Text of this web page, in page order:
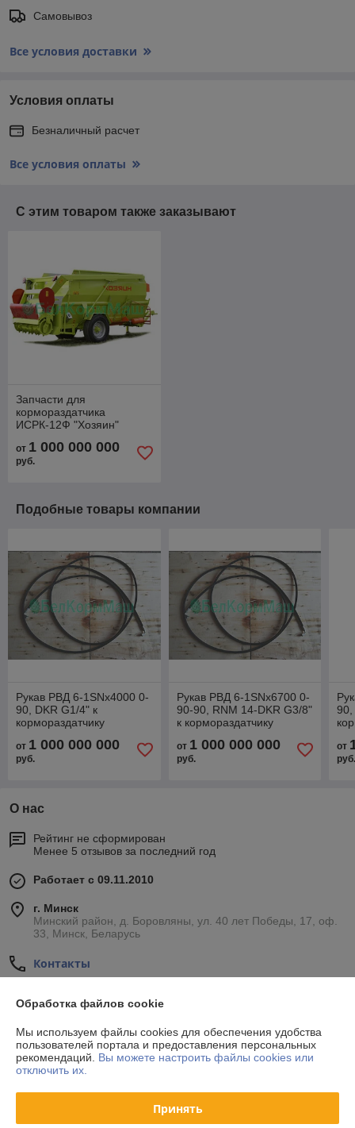
Самовывоз
Все условия доставки
Условия оплаты
Безналичный расчет
Все условия оплаты
С этим товаром также заказывают
Запчасти для
кормораздатчика
ИСРК-12Ф "Хозяин"
от 1 000 000 000
руб.
Подобные товары компании
Рукав РВД 6-1SNx4000 0-
90, DKR G1/4" к
кормораздатчику
от 1 000 000 000
руб.
Рукав РВД 6-1SNx6700 0-
90-90, RNM 14-DKR G3/8"
к кормораздатчику
от 1 000 000 000
руб.
90,
от
О нас
Рейтинг не сформирован
Менее 5 отзывов за последний год
Работает с 09.11.2010
г. Минск
Минский район, д. Боровляны, ул. 40 лет Победы, 17, оф.
33, Минск, Беларусь
Контакты
Отзывы о магазине
34 отзывов за всё время
Обработка файлов cookie
Мы используем файлы cookies для обеспечения удобства
пользователей портала и предоставления персональных
рекомендаций. Вы можете настроить файлы cookies или
отключить их.
Принять